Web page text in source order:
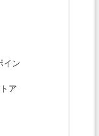
イン
ア